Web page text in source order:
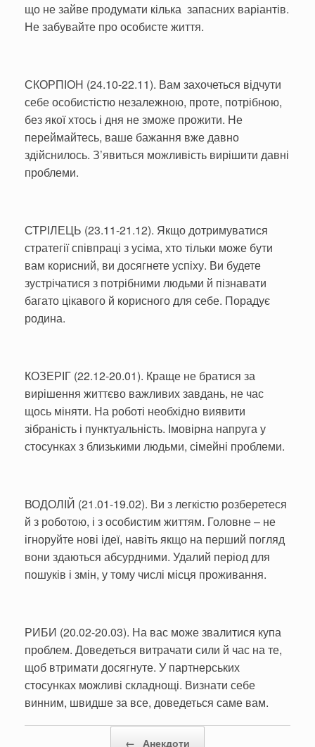
що не зайве продумати кілька запасних варіантів.
Не забувайте про особисте життя.
СКОРПІОН (24.10-22.11). Вам захочеться відчути
себе особистістю незалежною, проте, потрібною,
без якої хтось і дня не зможе прожити. Не
переймайтесь, ваше бажання вже давно
здійснилось. З’явиться можливість вирішити давні
проблеми.
СТРІЛЕЦЬ (23.11-21.12). Якщо дотримуватися
стратегії співпраці з усіма, хто тільки може бути
вам корисний, ви досягнете успіху. Ви будете
зустрічатися з потрібними людьми й пізнавати
багато цікавого й корисного для себе. Порадує
родина.
КОЗЕРІГ (22.12-20.01). Краще не братися за
вирішення життєво важливих завдань, не час
щось міняти. На роботі необхідно виявити
зібраність і пунктуальність. Імовірна напруга у
стосунках з близькими людьми, сімейні проблеми.
ВОДОЛІЙ (21.01-19.02). Ви з легкістю розберетеся
й з роботою, і з особистим життям. Головне – не
ігноруйте нові ідеї, навіть якщо на перший погляд
вони здаються абсурдними. Удалий період для
пошуків і змін, у тому числі місця проживання.
РИБИ (20.02-20.03). На вас може звалитися купа
проблем. Доведеться витрачати сили й час на те,
щоб втримати досягнуте. У партнерських
стосунках можливі складнощі. Визнати себе
винним, швидше за все, доведеться саме вам.
← Анекдоти